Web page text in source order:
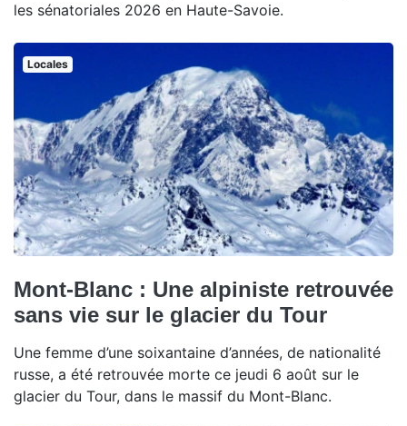
les sénatoriales 2026 en Haute-Savoie.
Locales
Mont-Blanc : Une alpiniste retrouvée
sans vie sur le glacier du Tour
Une femme d’une soixantaine d’années, de nationalité
russe, a été retrouvée morte ce jeudi 6 août sur le
glacier du Tour, dans le massif du Mont-Blanc.